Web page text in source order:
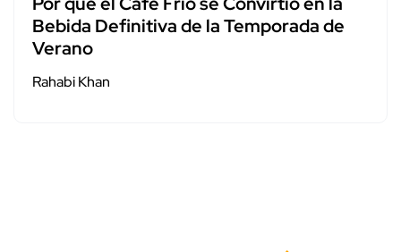
Bebida Definitiva de la Temporada de
Verano
Rahabi Khan